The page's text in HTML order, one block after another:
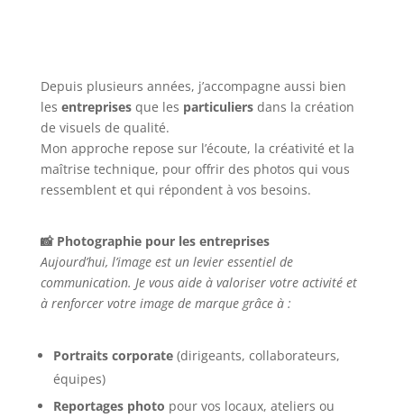
Depuis plusieurs années, j’accompagne aussi bien
les entreprisesque les particuliersdans la création
de visuels de qualité.
Mon approche repose sur l’écoute, la créativité et la
maîtrise technique, pour offrir des photos qui vous
ressemblent et qui répondent à vos besoins.
📸 Photographie pour les entreprises
Aujourd’hui, l’image est un levier essentiel de
communication. Je vous aide à valoriser votre activité et
à renforcer votre image de marque grâce à :
Portraits corporate(dirigeants, collaborateurs,
équipes)
Reportages photo pour vos locaux, ateliers ou